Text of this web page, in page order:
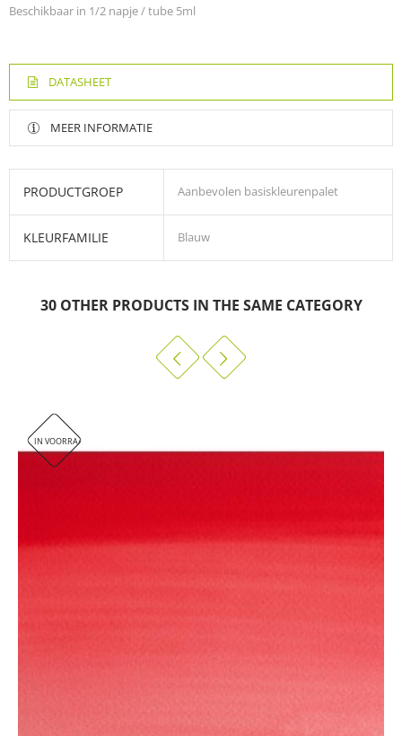
Beschikbaar in 1/2 napje / tube 5ml
DATASHEET
MEER INFORMATIE
PRODUCTGROEP Aanbevolen basiskleurenpalet
KLEURFAMILIE Blauw
30 OTHER PRODUCTS IN THE SAME CATEGORY
IN VOORRAAD